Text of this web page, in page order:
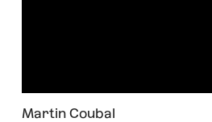
Martin Coubal